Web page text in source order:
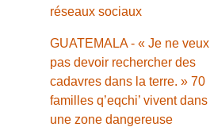
réseaux sociaux
GUATEMALA - « Je ne veux
pas devoir rechercher des
cadavres dans la terre. » 70
familles q’eqchi’ vivent dans
une zone dangereuse